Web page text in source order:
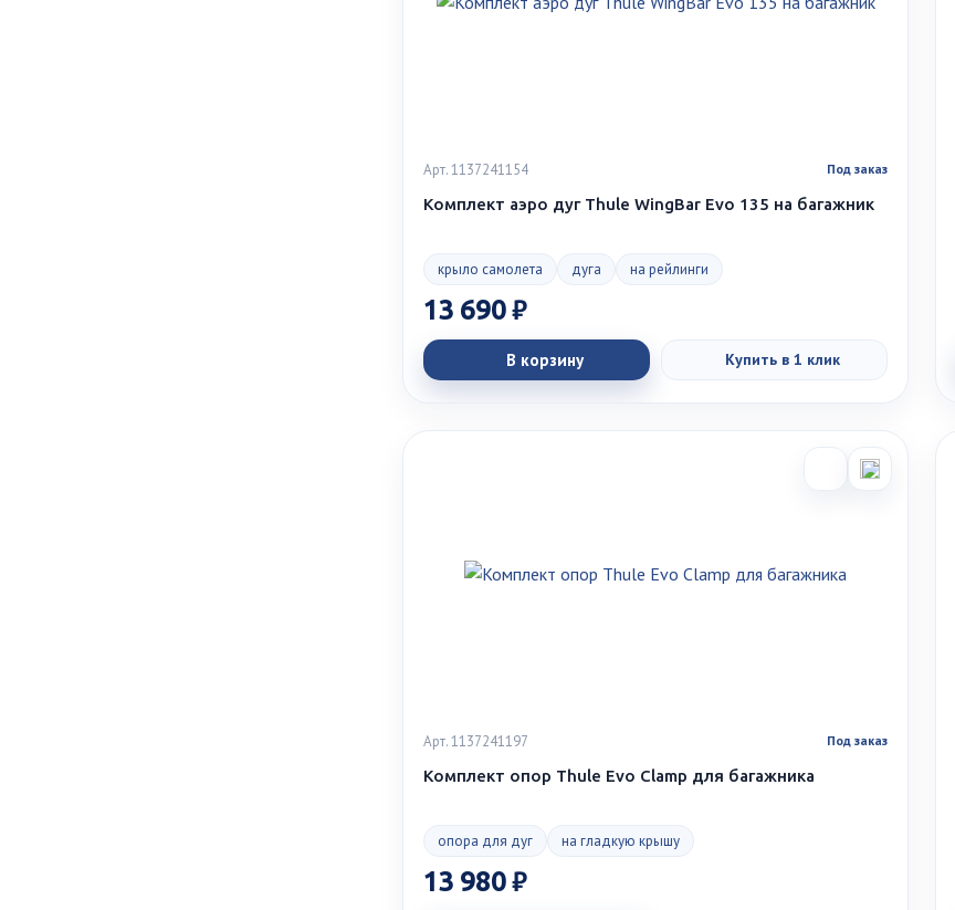
Арт. 1137241154 Под заказ
Комплект аэро дуг Thule WingBar Evo 135 на багажник
крыло самолета дуга на рейлинги
13 690 ₽
В корзину Купить в 1 клик
Арт. 1137241197 Под заказ
Комплект опор Thule Evo Clamp для багажника
опора для дуг на гладкую крышу
13 980 ₽